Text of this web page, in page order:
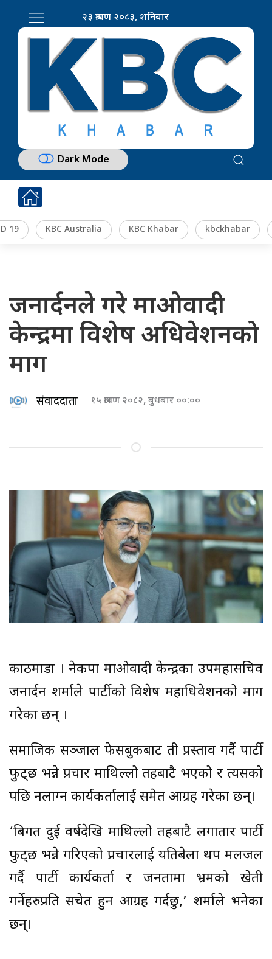
२३ श्रावण २०८३, शनिबार
Dark Mode
19 KBC Australia KBC Khabar kbckhabar
जनार्दनले गरे माओवादी
केन्द्रमा विशेष अधिवेशनको
माग
संवाददाता १५ श्रावण २०८२, बुधबार ००:००
काठमाडौं । नेकपा माओवादी केन्द्रका उपमहासचिव
जनार्दन शर्माले पार्टीको विशेष महाधिवेशनको माग
गरेका छन् ।
समाजिक सञ्जाल फेसबुकबाट ती प्रस्ताव गर्दै पार्टी
फुट्छ भन्ने प्रचार माथिल्लो तहबाटै भएको र त्यसको
पछि नलाग्न कार्यकर्तालाई समेत आग्रह गरेका छन्।
‘बिगत दुई वर्षदेखि माथिल्लो तहबाटै लगातार पार्टी
फुट्छ भन्ने गरिएको प्रचारलाई यतिबेला थप मलजल
गर्दै पार्टी कार्यकर्ता र जनतामा भ्रमको खेती
गर्नेहरुप्रति सचेत हुन आग्रह गर्दछु,’ शर्माले भनेका
छन्।